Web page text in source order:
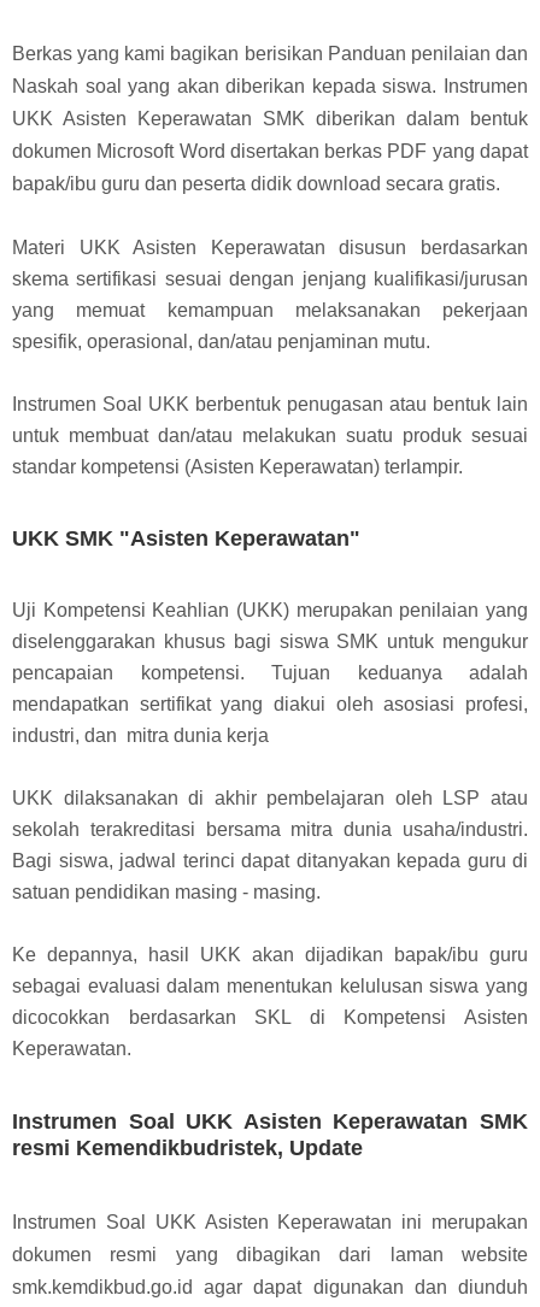
Berkas yang kami bagikan berisikan Panduan penilaian dan
Naskah soal yang akan diberikan kepada siswa. Instrumen
UKK Asisten Keperawatan SMK diberikan dalam bentuk
dokumen Microsoft Word disertakan berkas PDF yang dapat
bapak/ibu guru dan peserta didik download secara gratis.
Materi UKK Asisten Keperawatan disusun berdasarkan
skema sertifikasi sesuai dengan jenjang kualifikasi/jurusan
yang memuat kemampuan melaksanakan pekerjaan
spesifik, operasional, dan/atau penjaminan mutu.
Instrumen Soal UKK berbentuk penugasan atau bentuk lain
untuk membuat dan/atau melakukan suatu produk sesuai
standar kompetensi (Asisten Keperawatan) terlampir.
UKK SMK "Asisten Keperawatan"
Uji Kompetensi Keahlian (UKK) merupakan penilaian yang
diselenggarakan khusus bagi siswa SMK untuk mengukur
pencapaian kompetensi. Tujuan keduanya adalah
mendapatkan sertifikat yang diakui oleh asosiasi profesi,
industri, dan mitra dunia kerja
UKK dilaksanakan di akhir pembelajaran oleh LSP atau
sekolah terakreditasi bersama mitra dunia usaha/industri.
Bagi siswa, jadwal terinci dapat ditanyakan kepada guru di
satuan pendidikan masing - masing.
Ke depannya, hasil UKK akan dijadikan bapak/ibu guru
sebagai evaluasi dalam menentukan kelulusan siswa yang
dicocokkan berdasarkan SKL di Kompetensi Asisten
Keperawatan.
Instrumen Soal UKK Asisten Keperawatan SMK
resmi Kemendikbudristek, Update
Instrumen Soal UKK Asisten Keperawatan ini merupakan
dokumen resmi yang dibagikan dari laman website
smk.kemdikbud.go.id agar dapat digunakan dan diunduh